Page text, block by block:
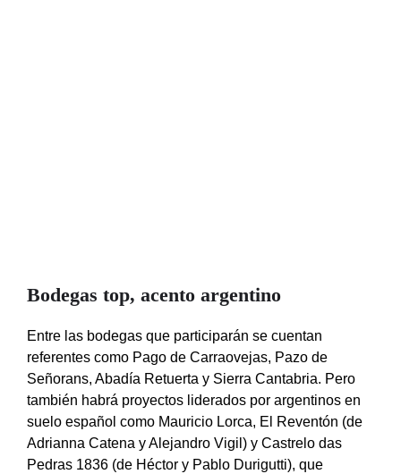
Bodegas top, acento argentino
Entre las bodegas que participarán se cuentan
referentes como Pago de Carraovejas, Pazo de
Señorans, Abadía Retuerta y Sierra Cantabria. Pero
también habrá proyectos liderados por argentinos en
suelo español como Mauricio Lorca, El Reventón (de
Adrianna Catena y Alejandro Vigil) y Castrelo das
Pedras 1836 (de Héctor y Pablo Durigutti), que